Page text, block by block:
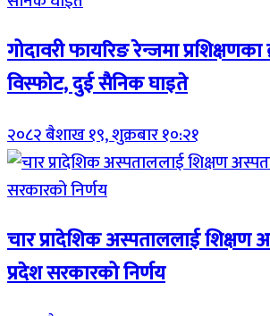
गोदावरी फायरिङ रेन्जमा प्रशिक्षणका
विस्फोट, दुई सैनिक घाइते
२०८२ बैशाख १९, शुक्रबार १०:२१
चार प्रादेशिक अस्पताललाई शिक्षण
प्रदेश सरकारको निर्णय